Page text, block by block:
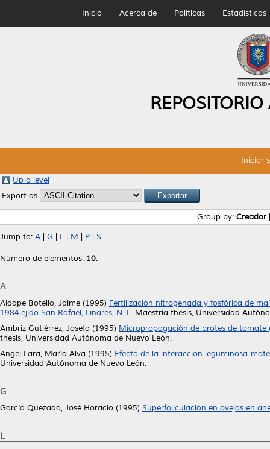
Inicio Acerca de Políticas Estadísticas
Iniciar
Up a level
Export as
Group by: Creador
Jump to: A G L M P S
Número de elementos: 10.
A
Aldape Botello, Jaime (1995) Fertilización nitrogenada y fosfórica de
1984,ejido San Rafael, Linares, N. L. Maestría thesis, Universidad
Ambriz Gutiérrez, Josefa (1995) Micropropagación de brotes de tomate
thesis, Universidad Autónoma de Nuevo León.
Angel Lara, María Alva (1995) Efecto de la interacción leguminosa-
Universidad Autónoma de Nuevo León.
G
García Quezada, José Horacio (1995) Superfoliculación en ovejas en
L